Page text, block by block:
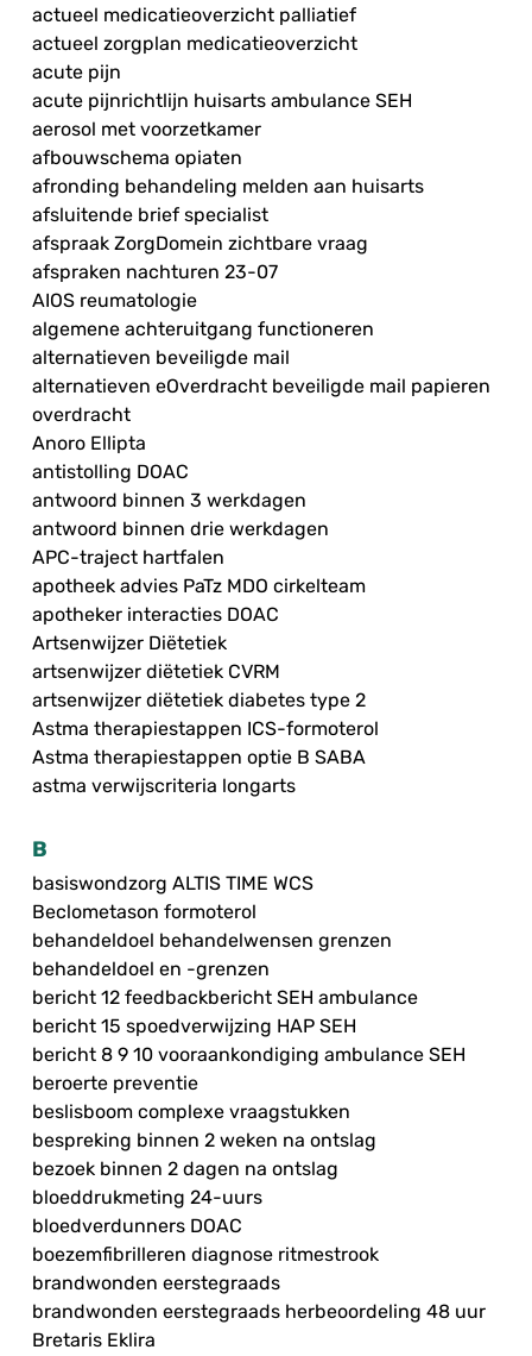
actueel medicatieoverzicht palliatief
actueel zorgplan medicatieoverzicht
acute pijn
acute pijnrichtlijn huisarts ambulance SEH
aerosol met voorzetkamer
afbouwschema opiaten
afronding behandeling melden aan huisarts
afsluitende brief specialist
afspraak ZorgDomein zichtbare vraag
afspraken nachturen 23-07
AIOS reumatologie
algemene achteruitgang functioneren
alternatieven beveiligde mail
alternatieven eOverdracht beveiligde mail papieren
overdracht
Anoro Ellipta
antistolling DOAC
antwoord binnen 3 werkdagen
antwoord binnen drie werkdagen
APC-traject hartfalen
apotheek advies PaTz MDO cirkelteam
apotheker interacties DOAC
Artsenwijzer Diëtetiek
artsenwijzer diëtetiek CVRM
artsenwijzer diëtetiek diabetes type 2
Astma therapiestappen ICS-formoterol
Astma therapiestappen optie B SABA
astma verwijscriteria longarts
B
basiswondzorg ALTIS TIME WCS
Beclometason formoterol
behandeldoel behandelwensen grenzen
behandeldoel en -grenzen
bericht 12 feedbackbericht SEH ambulance
bericht 15 spoedverwijzing HAP SEH
bericht 8 9 10 vooraankondiging ambulance SEH
beroerte preventie
beslisboom complexe vraagstukken
bespreking binnen 2 weken na ontslag
bezoek binnen 2 dagen na ontslag
bloeddrukmeting 24-uurs
bloedverdunners DOAC
boezemfibrilleren diagnose ritmestrook
brandwonden eerstegraads
brandwonden eerstegraads herbeoordeling 48 uur
Bretaris Eklira